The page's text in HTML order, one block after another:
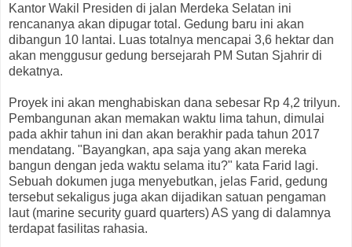
Kantor Wakil Presiden di jalan Merdeka Selatan ini
rencananya akan dipugar total. Gedung baru ini akan
dibangun 10 lantai. Luas totalnya mencapai 3,6 hektar dan
akan menggusur gedung bersejarah PM Sutan Sjahrir di
dekatnya.
Proyek ini akan menghabiskan dana sebesar Rp 4,2 trilyun.
Pembangunan akan memakan waktu lima tahun, dimulai
pada akhir tahun ini dan akan berakhir pada tahun 2017
mendatang. "Bayangkan, apa saja yang akan mereka
bangun dengan jeda waktu selama itu?" kata Farid lagi.
Sebuah dokumen juga menyebutkan, jelas Farid, gedung
tersebut sekaligus juga akan dijadikan satuan pengaman
laut (marine security guard quarters) AS yang di dalamnya
terdapat fasilitas rahasia.